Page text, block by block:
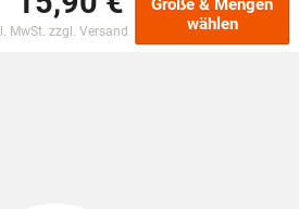
MwSt. zzgl. Versand
Größe & Mengen
wählen